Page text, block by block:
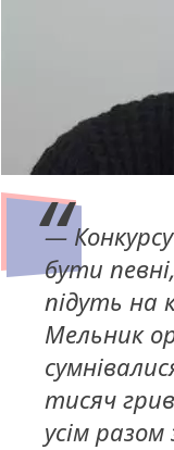
—
бути
підуть на
Мельник
тисяч
усім разом